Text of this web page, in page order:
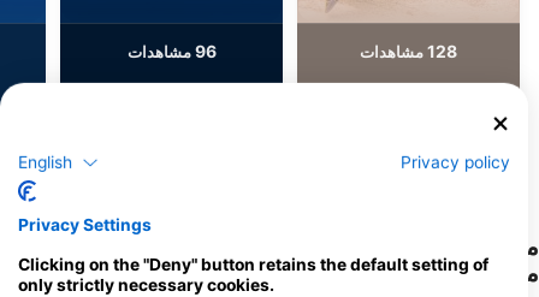
128مشاهدات
J
F
M
A
M
J
J
96مشاهدات
N
D
J
مراکز غواصی که از این سایت غواصی پذیرایی
می‌کنند
English Privacy policy
Privacy Settings
Clicking on the "Deny" button retains the default setting of
only strictly necessary cookies.